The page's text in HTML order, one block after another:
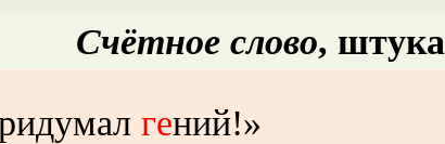
Счётное слово, штука
гений!»